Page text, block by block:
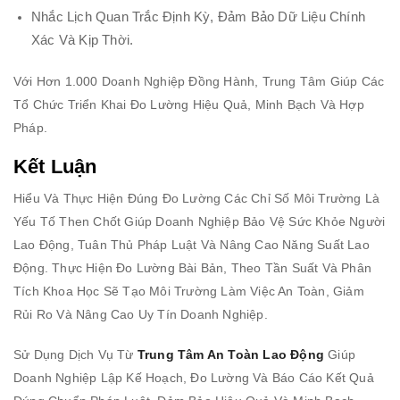
Nhắc Lịch Quan Trắc Định Kỳ, Đảm Bảo Dữ Liệu Chính
Xác Và Kịp Thời.
Với Hơn 1.000 Doanh Nghiệp Đồng Hành, Trung Tâm Giúp Các
Tổ Chức Triển Khai Đo Lường Hiệu Quả, Minh Bạch Và Hợp
Pháp.
Kết Luận
Hiểu Và Thực Hiện Đúng Đo Lường Các Chỉ Số Môi Trường Là
Yếu Tố Then Chốt Giúp Doanh Nghiệp Bảo Vệ Sức Khỏe Người
Lao Động, Tuân Thủ Pháp Luật Và Nâng Cao Năng Suất Lao
Động. Thực Hiện Đo Lường Bài Bản, Theo Tần Suất Và Phân
Tích Khoa Học Sẽ Tạo Môi Trường Làm Việc An Toàn, Giảm
Rủi Ro Và Nâng Cao Uy Tín Doanh Nghiệp.
Sử Dụng Dịch Vụ Từ Trung Tâm An Toàn Lao Động Giúp
Doanh Nghiệp Lập Kế Hoạch, Đo Lường Và Báo Cáo Kết Quả